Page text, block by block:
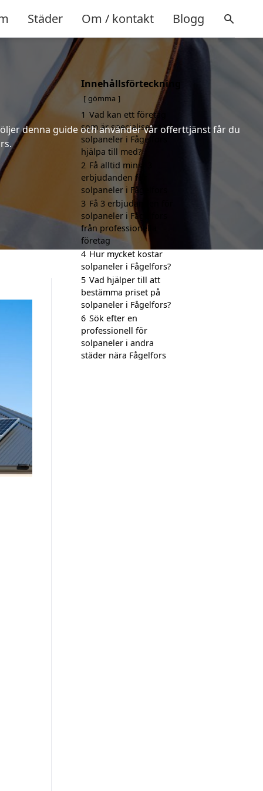
Städer Om / kontakt Blogg
denna guide och använder vår offerttjänst får du
Innehållsförteckning
gömma
1 Vad kan ett företag
som är specialiserat på
solpaneler i Fågelfors
hjälpa till med?
2 Få alltid minst 3
erbjudanden för
solpaneler i Fågelfors
3 Få 3 erbjudanden för
solpaneler i Fågelfors
från professionella
företag
4 Hur mycket kostar
solpaneler i Fågelfors?
5 Vad hjälper till att
bestämma priset på
solpaneler i Fågelfors?
6 Sök efter en
professionell för
solpaneler i andra
städer nära Fågelfors